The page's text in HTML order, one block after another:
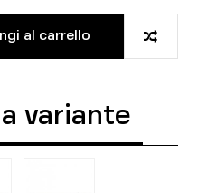
al carrello
variante